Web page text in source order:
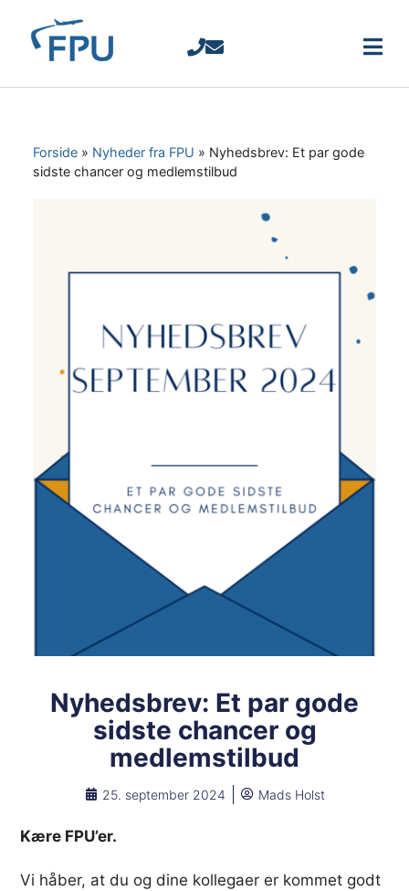
Forside» Nyheder fra FPU » Nyhedsbrev: Et par gode
sidste chancer og medlemstilbud
Nyhedsbrev: Et par gode
sidste chancer og
medlemstilbud
25. september 2024 Mads Holst
Kære FPU’er.
Vi håber, at du og dine kollegaer er kommet godt